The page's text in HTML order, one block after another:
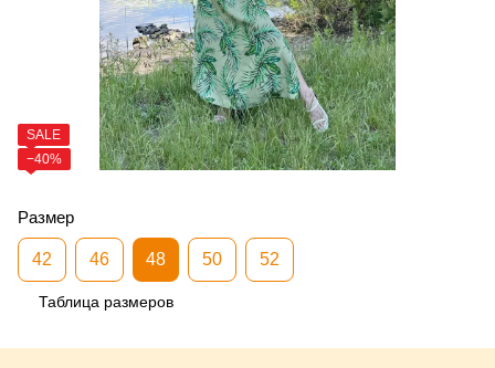
SALE
−40%
Размер
42 46 48 50 52
Таблица размеров